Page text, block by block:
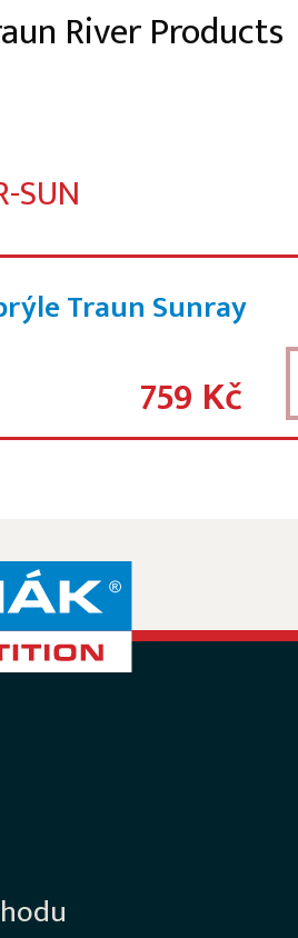
River Products
SUN
Traun Sunray
759 Kč